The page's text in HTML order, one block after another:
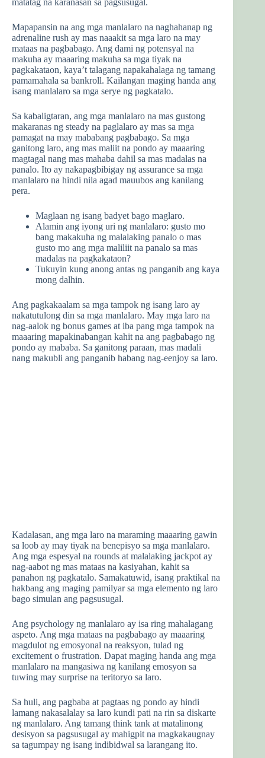
matatag na karanasan sa pagsusugal.
Mapapansin na ang mga manlalaro na naghahanap ng
adrenaline rush ay mas naaakit sa mga laro na may
mataas na pagbabago. Ang dami ng potensyal na
makuha ay maaaring makuha sa mga tiyak na
pagkakataon, kaya’t talagang napakahalaga ng tamang
pamamahala sa bankroll. Kailangan maging handa ang
isang manlalaro sa mga serye ng pagkatalo.
Sa kabaligtaran, ang mga manlalaro na mas gustong
makaranas ng steady na paglalaro ay mas sa mga
pamagat na may mababang pagbabago. Sa mga
ganitong laro, ang mas maliit na pondo ay maaaring
magtagal nang mas mahaba dahil sa mas madalas na
panalo. Ito ay nakapagbibigay ng assurance sa mga
manlalaro na hindi nila agad mauubos ang kanilang
pera.
Maglaan ng isang badyet bago maglaro.
Alamin ang iyong uri ng manlalaro: gusto mo
bang makakuha ng malalaking panalo o mas
gusto mo ang mga maliliit na panalo sa mas
madalas na pagkakataon?
Tukuyin kung anong antas ng panganib ang kaya
mong dalhin.
Ang pagkakaalam sa mga tampok ng isang laro ay
nakatutulong din sa mga manlalaro. May mga laro na
nag-aalok ng bonus games at iba pang mga tampok na
maaaring mapakinabangan kahit na ang pagbabago ng
pondo ay mababa. Sa ganitong paraan, mas madali
nang makubli ang panganib habang nag-eenjoy sa laro.
Kadalasan, ang mga laro na maraming maaaring gawin
sa loob ay may tiyak na benepisyo sa mga manlalaro.
Ang mga espesyal na rounds at malalaking jackpot ay
nag-aabot ng mas mataas na kasiyahan, kahit sa
panahon ng pagkatalo. Samakatuwid, isang praktikal na
hakbang ang maging pamilyar sa mga elemento ng laro
Ang psychology ng manlalaro ay isa ring mahalagang
aspeto. Ang mga mataas na pagbabago ay maaaring
magdulot ng emosyonal na reaksyon, tulad ng
excitement o frustration. Dapat maging handa ang mga
manlalaro na mangasiwa ng kanilang emosyon sa
Sa huli, ang pagbaba at pagtaas ng pondo ay hindi
lamang nakasalalay sa laro kundi pati na rin sa diskarte
ng manlalaro. Ang tamang think tank at matalinong
desisyon sa pagsusugal ay mahigpit na magkakaugnay